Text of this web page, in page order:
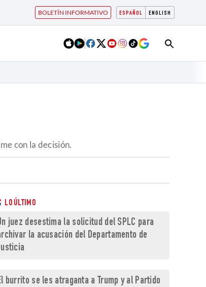
ESPAÑOL ENGLISH
BOLETÍN INFORMATIVO
con la decisión.
LO ÚLTIMO
juez desestima la solicitud del SPLC para
la acusación del Departamento de
burrito se les atraganta a Trump y al Partido